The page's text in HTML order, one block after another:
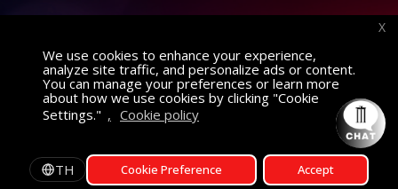
We use cookies to enhance your experience,
analyze site traffic, and personalize ads or content.
You can manage your preferences or learn more
about how we use cookies by clicking "Cookie
Settings." , Cookie policy
TH Cookie Preference Accept
X
ค้นหาภาพยนตร์ AT เลือกโรงภาพยนตร์
รอบฉาย